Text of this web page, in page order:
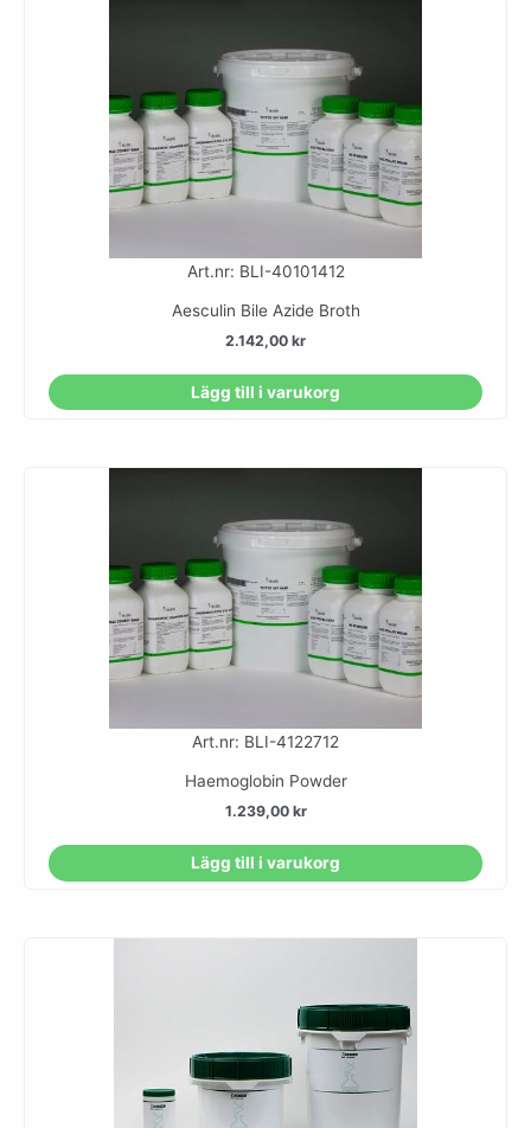
Art.nr: BLI-40101412
Aesculin Bile Azide Broth
2.142,00 kr
Lägg till i varukorg
Art.nr: BLI-4122712
Haemoglobin Powder
1.239,00 kr
Lägg till i varukorg